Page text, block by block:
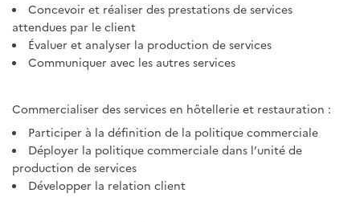
Concevoir et réaliser des prestations de services
attendues par le client
Évaluer et analyser la production de services
Communiquer avec les autres services
Commercialiser des services en hôtellerie et restauration :
Participer à la définition de la politique commerciale
Déployer la politique commerciale dans l’unité de
production de services
Développer la relation client